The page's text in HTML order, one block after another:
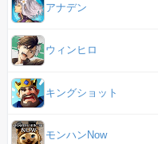
アナデン
ウィンヒロ
キングショット
モンハンNow